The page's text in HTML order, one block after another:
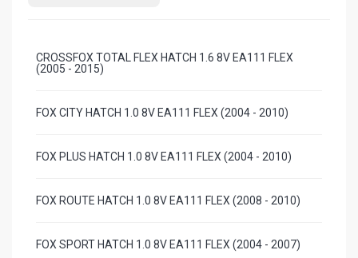
CROSSFOX TOTAL FLEX HATCH 1.6 8V EA111 FLEX
(2005 - 2015)
FOX CITY HATCH 1.0 8V EA111 FLEX (2004 - 2010)
FOX PLUS HATCH 1.0 8V EA111 FLEX (2004 - 2010)
FOX ROUTE HATCH 1.0 8V EA111 FLEX (2008 - 2010)
FOX SPORT HATCH 1.0 8V EA111 FLEX (2004 - 2007)